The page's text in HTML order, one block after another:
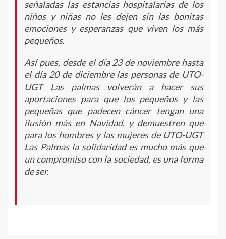
señaladas las estancias hospitalarias de los
niños y niñas no les dejen sin las bonitas
emociones y esperanzas que viven los más
pequeños.
Así pues, desde el día 23 de noviembre hasta
el día 20 de diciembre las personas de UTO-
UGT Las palmas volverán a hacer sus
aportaciones para que los pequeños y las
pequeñas que padecen cáncer tengan una
ilusión más en Navidad, y demuestren que
para los hombres y las mujeres de UTO-UGT
Las Palmas la solidaridad es mucho más que
un compromiso con la sociedad, es una forma
de ser.